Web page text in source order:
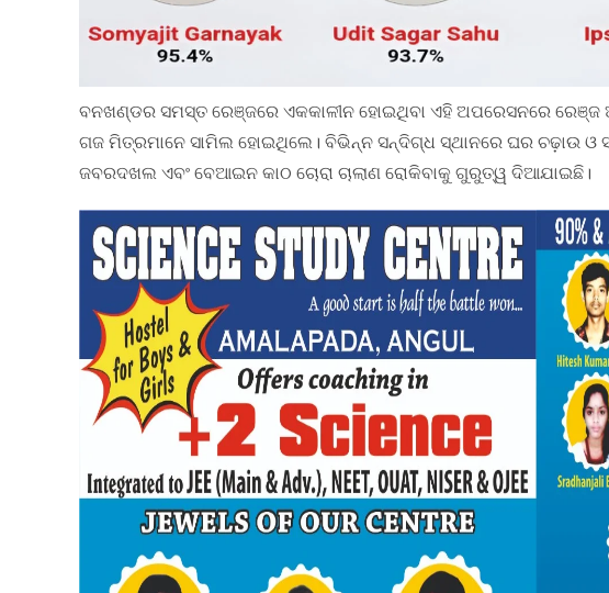
ବନଖଣ୍ଡର ସମସ୍ତ ରେଞ୍ଜରେ ଏକକାଳୀନ ହୋଇଥିବା ଏହି ଅପରେସନରେ
ଗଜ ମିତ୍ରମାନେ ସାମିଲ ହୋଇଥିଲେ। ବିଭିନ୍ନ ସନ୍ଦିଗ୍ଧ ସ୍ଥାନରେ ଘର ଚଢ଼ାଉ ଓ
ଜବରଦଖଲ ଏବଂ ବେଆଇନ କାଠ ଚୋରା ଚାଲାଣ ରୋକିବାକୁ ଗୁରୁତ୍ୱ ଦିଆଯାଇଛି।